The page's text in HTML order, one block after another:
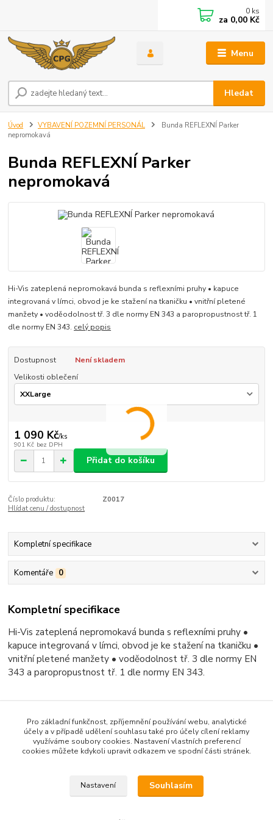
Menu
Hledat
0 ks
za 0,00 Kč
Úvod VYBAVENÍ POZEMNÍ PERSONÁL
Bunda REFLEXNÍ Parker
nepromokavá
Bunda REFLEXNÍ Parker
nepromokavá
Hi-Vis zateplená nepromokavá bunda s reflexními pruhy • kapuce
integrovaná v límci, obvod je ke stažení na tkaničku • vnitřní pletené
manžety • voděodolnost tř. 3 dle normy EN 343 a paropropustnost tř. 1
dle normy EN 343. celý popis
Dostupnost
Není skladem
Velikosti oblečení
1 090 Kč/ks
901 Kč bez DPH
Přidat do košíku
Číslo produktu:
Z0017
Hlídat cenu / dostupnost
Kompletní specifikace
Komentáře 0
Kompletní specifikace
Hi-Vis zateplená nepromokavá bunda s reflexními pruhy •
kapuce integrovaná v límci, obvod je ke stažení na tkaničku •
vnitřní pletené manžety • voděodolnost tř. 3 dle normy EN
343 a paropropustnost tř. 1 dle normy EN 343.
Zboží zařazeno v kategoriích
VYBAVENÍ POZEMNÍ PERSONÁL
Pro základní funkčnost, zpříjemnění používání webu, analytické
účely a v případě udělení souhlasu také pro účely cílení reklamy
využíváme soubory cookies. Nastavení vlastních preferencí
cookies můžete kdykoli upravit odkazem ve spodní části stránek.
Nastavení Souhlasím